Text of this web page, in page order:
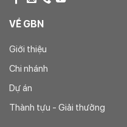
VỀ GBN
Giới thiệu
Chi nhánh
Dự án
Thành tựu - Giải thưởng